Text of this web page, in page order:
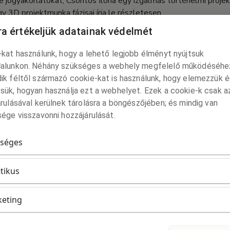
3D projektmunka fázisai írja le részletesen.
összefüggésben több érdekes tudósítást is közöl a
az alternatív iskolák találkozójáról számol be, Schulcz Patrik
Tibor és Bajcsi Barnabás a Katedra Vámbéry Ármin
tudósít, Kollár Katalin a dunaszerdahelyi
a Kisebbségi Kulturális Alap és a Magyar
9–10. száma ingyenesen elérhető a folyóirat honlapján:
értékeljük adatainak védelmét
használunk, hogy a lehető legjobb élményt nyújtsuk
Néhány szükséges a webhely megfelelő
féltől származó cookie-kat is használunk, hogy elemezzük
hogyan használja ezt a webhelyet. Ezek a cookie-k csak
kerülnek tárolásra a böngészőjében; és mindig van
visszavonni hozzájárulását.